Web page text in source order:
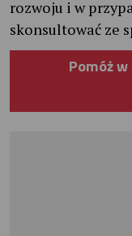
rozwoju i w
skonsultować ze
Pomóż